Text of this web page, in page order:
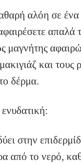
αλόη σε ένα
απαλά
μαγνήτης
και τους
δέρμα.
στην
από το νερό,